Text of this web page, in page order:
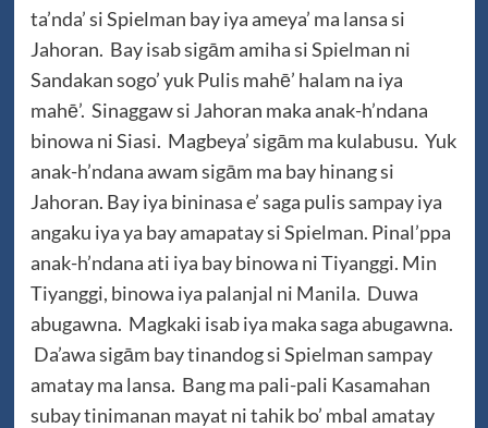
ta’nda’ si Spielman bay iya ameya’ ma lansa si
Jahoran. Bay isab sigām amiha si Spielman ni
Sandakan sogo’ yuk Pulis mahē’ halam na iya
mahē’. Sinaggaw si Jahoran maka anak-h’ndana
binowa ni Siasi. Magbeya’ sigām ma kulabusu. Yuk
anak-h’ndana awam sigām ma bay hinang si
Jahoran. Bay iya bininasa e’ saga pulis sampay iya
angaku iya ya bay amapatay si Spielman. Pinal’ppa
anak-h’ndana ati iya bay binowa ni Tiyanggi. Min
Tiyanggi, binowa iya palanjal ni Manila. Duwa
abugawna. Magkaki isab iya maka saga abugawna.
Da’awa sigām bay tinandog si Spielman sampay
amatay ma lansa. Bang ma pali-pali Kasamahan
subay tinimanan mayat ni tahik bo’ mbal amatay